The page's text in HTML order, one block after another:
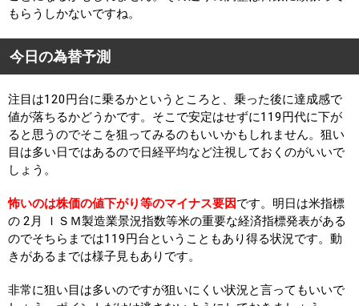
もらうしかないですね。
今日の為替予測
注目は120円台に乗るかというところと、乗った後に達成感で
値が落ちるかどうかです。そこで安定はせずに119円代に下が
ると思うのでそこを狙ってみるのもいいかもしれません。狙い
目は多い日ではあるので日経平均など注視しておくのがいいで
しょう。
怖いのは株価の値下がり等のマイナス要因です。明日は米指標
の 2月 ＩＳＭ製造業景況指数等米の重要な経済指標発表がある
のでそちらまでは119円台ということもあり得る状況です。動
きがあるまでは様子見もありです。
非常に狙い目は多いのですが狙いにくい状況と言ってもいいで